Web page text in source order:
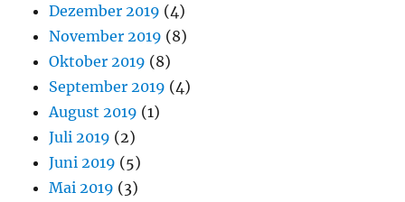
Dezember 2019 (4)
November 2019 (8)
Oktober 2019 (8)
September 2019 (4)
August 2019 (1)
Juli 2019 (2)
Juni 2019 (5)
Mai 2019 (3)